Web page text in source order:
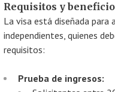
Requisitos y
La visa está diseñada
independientes, quienes
requisitos:
Prueba de ingresos: